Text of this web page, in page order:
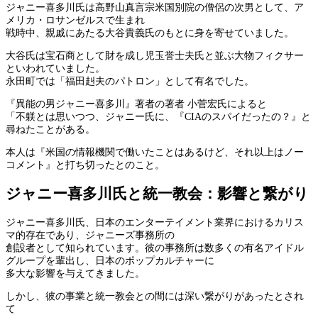
ジャニー喜多川氏は高野山真言宗米国別院の僧侶の次男として、ア
メリカ・ロサンゼルスで生まれ
戦時中、親戚にあたる大谷貴義氏のもとに身を寄せていました。
大谷氏は宝石商として財を成し児玉誉士夫氏と並ぶ大物フィクサー
といわれていました。
永田町では「福田赳夫のパトロン」として有名でした。
『異能の男ジャニー喜多川』著者の著者 小菅宏氏によると
「不躾とは思いつつ、ジャニー氏に、『CIAのスパイだったの？』と
尋ねたことがある。
本人は『米国の情報機関で働いたことはあるけど、それ以上はノー
コメント』と打ち切ったとのこと。
ジャニー喜多川氏と統一教会：影響と繋がり
ジャニー喜多川氏、日本のエンターテイメント業界におけるカリス
マ的存在であり、ジャニーズ事務所の
創設者として知られています。彼の事務所は数多くの有名アイドル
グループを輩出し、日本のポップカルチャーに
多大な影響を与えてきました。
しかし、彼の事業と統一教会との間には深い繋がりがあったとされ
て